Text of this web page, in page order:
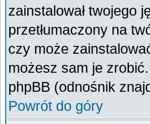
zainstalował twojego
przetłumaczony na
czy może
możesz sam je
phpBB (odnośnik
Powrót do góry